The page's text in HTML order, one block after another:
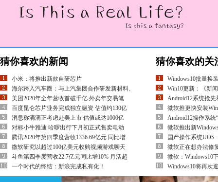
猜你喜欢的新闻
小米：将推出新款自研芯片
海尔跨入汽车圈：与上汽集团合作研发新材料、
美团2020年全年营收首破千亿 外卖年交易笔
百度昆仑芯片业务完成独立融资 估值约130亿
消息称滴滴正考虑赴美上市 估值或达1000亿
对标小牛雅迪 哈啰出行下月初正式售卖电动
腾讯2020年第四季度营收1336.69亿元 同比增
微软研究以超过100亿美元收购视频游戏聊天
斗鱼第四季度营收22.7亿元同比增10% 月活超
一个时代的终结：新浪完成私有化！
猜你喜欢的关
Windows10批量换
Win10更新：《新
Android12系统抢
微软推更快安装
Android12操作系统
微软推出新
国产操作系统UOS
微软正在想办法修
微软：Windows10
Windows10将再次